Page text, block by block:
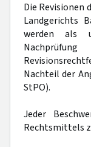
Die Revisionen
Landgerichts
werden als
Nachteil der
StPO).
Jeder
Rechtsmittels